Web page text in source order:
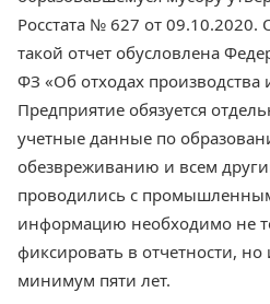
Росстата № 627 от 09.10.2020.
такой отчет обусловлена
ФЗ «Об отходах производства
Предприятие обязуется
учетные данные по
обезвреживанию и всем
проводились с
информацию необходимо не
фиксировать в отчетности,
минимум пяти лет.